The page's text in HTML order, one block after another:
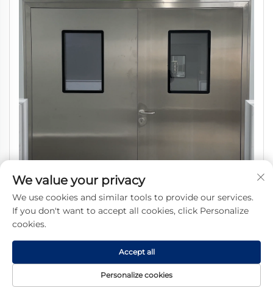
Vjetrostak zaštita od požara Čista soba Nehrđajući čelik
Medicinska operacijska soba Zvučno čista Automatska
hermetična ljuljačka vrata Unutrašnjost
We value your privacy
We use cookies and similar tools to provide our services.
If you don't want to accept all cookies, click Personalize
cookies.
Personalize cookies
Accept all